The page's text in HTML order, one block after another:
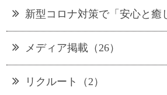
新型コロナ対策で「安心と癒
メディア掲載（26）
リクルート（2）